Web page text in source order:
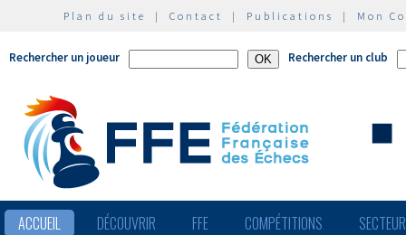
Plan du site | Contact | Publications | Mon
Rechercher un joueur Rechercher un club
ACCUEIL DÉCOUVRIR FFE COMPÉTITIONS